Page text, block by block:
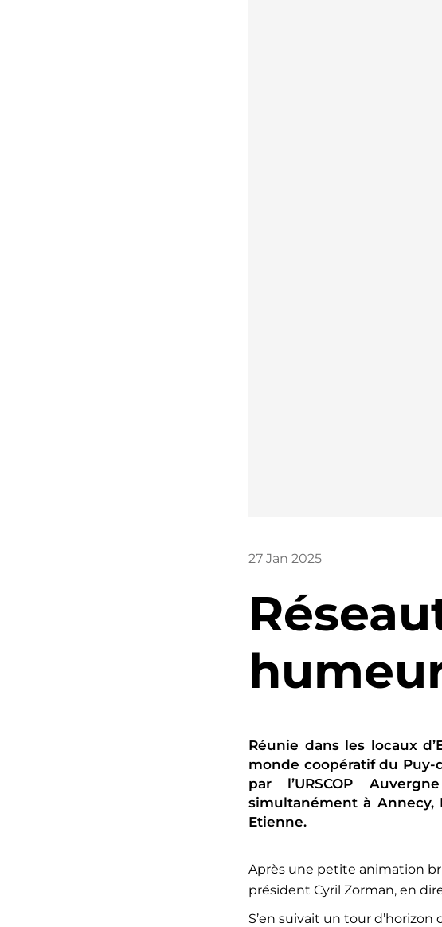
27 Jan 2025
Réunie dans les locaux
monde coopératif du Puy-
par l’URSCOP
simultanément à Annecy,
Etienne.
Après une petite animation
président Cyril Zorman, en
S’en suivait un tour